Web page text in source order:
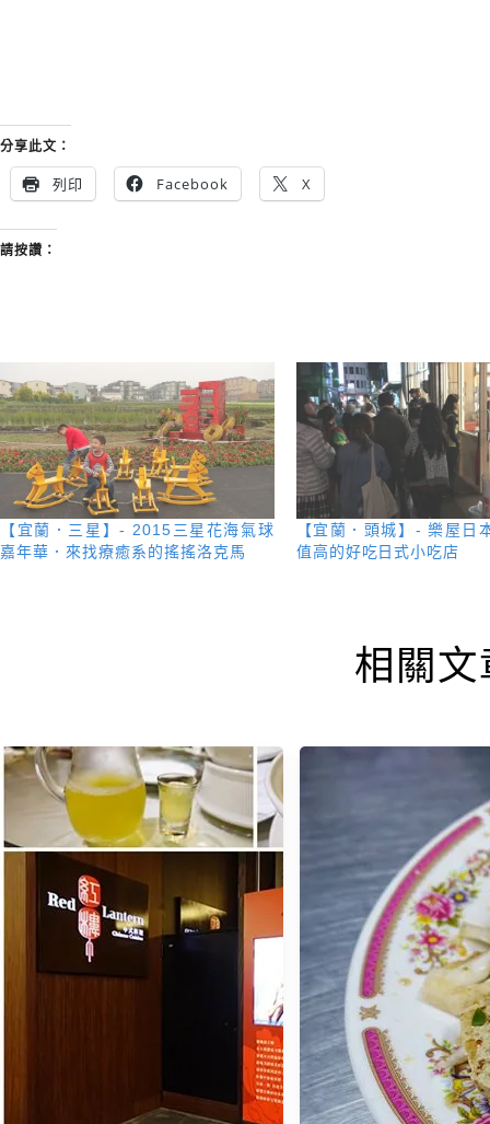
分享此文：
列印 Facebook X
請按讚：
【宜蘭．三星】- 2015三星花海氣球
嘉年華．來找療癒系的搖搖洛克馬
【宜蘭．頭城】- 樂屋日
值高的好吃日式小吃店
相關文